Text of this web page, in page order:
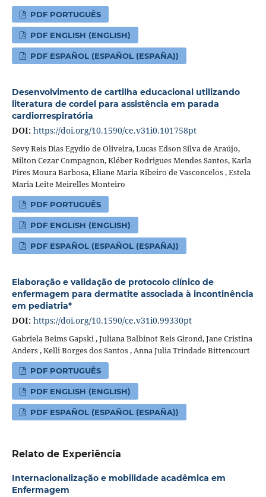
PDF PORTUGUÊS
PDF ENGLISH (ENGLISH)
PDF ESPAÑOL (ESPAÑOL (ESPAÑA))
Desenvolvimento de cartilha educacional utilizando
literatura de cordel para assistência em parada
cardiorrespiratória
DOI: https://doi.org/10.1590/ce.v31i0.101758pt
Sevy Reis Dias Egydio de Oliveira, Lucas Edson Silva de Araújo,
Milton Cezar Compagnon, Kléber Rodrigues Mendes Santos, Karla
Pires Moura Barbosa, Eliane Maria Ribeiro de Vasconcelos , Estela
Maria Leite Meirelles Monteiro
PDF PORTUGUÊS
PDF ENGLISH (ENGLISH)
PDF ESPAÑOL (ESPAÑOL (ESPAÑA))
Elaboração e validação de protocolo clínico de
enfermagem para dermatite associada à incontinência
em pediatria*
DOI: https://doi.org/10.1590/ce.v31i0.99330pt
Gabriela Beims Gapski , Juliana Balbinot Reis Girond, Jane Cristina
Anders , Kelli Borges dos Santos , Anna Julia Trindade Bittencourt
PDF PORTUGUÊS
PDF ENGLISH (ENGLISH)
PDF ESPAÑOL (ESPAÑOL (ESPAÑA))
Relato de Experiência
Internacionalização e mobilidade acadêmica em
Enfermagem